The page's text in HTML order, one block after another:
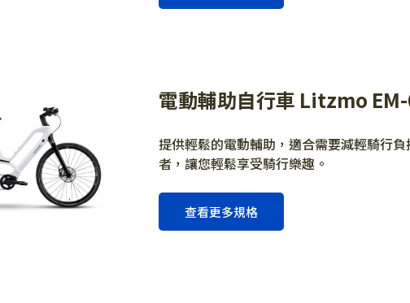
電動輔助自行車 Litzmo
提供輕鬆的電動輔助，適合需要減輕騎行負
者，讓您輕鬆享受騎行樂趣。
查看更多規格